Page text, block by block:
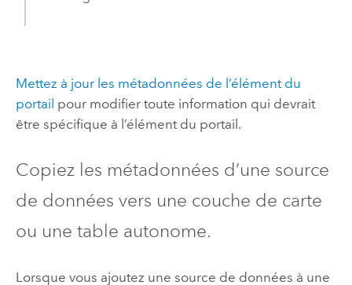
Mettez à jour les métadonnées de l’élément du
portail pour modifier toute information qui devrait
être spécifique à l’élément du portail.
Copiez les métadonnées d’une source
de données vers une couche de carte
ou une table autonome.
Lorsque vous ajoutez une source de données à une